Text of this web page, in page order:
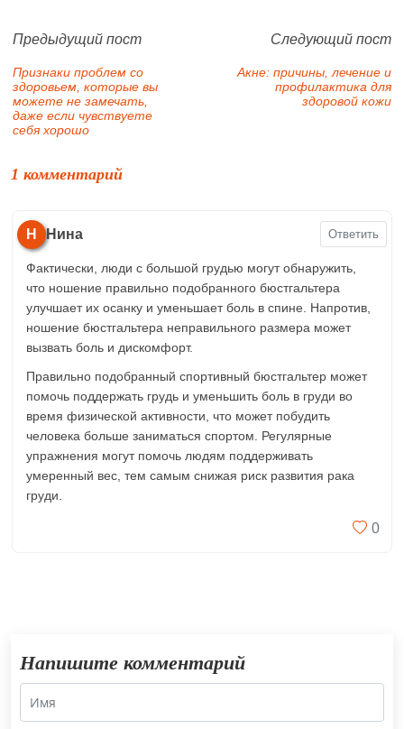
Предыдущий пост
Признаки проблем со
здоровьем, которые вы
можете не замечать,
даже если чувствуете
себя хорошо
Следующий пост
Акне: причины, лечение и
профилактика для
здоровой кожи
1 комментарий
Н Нина Ответить
Фактически, люди с большой грудью могут обнаружить,
что ношение правильно подобранного бюстгальтера
улучшает их осанку и уменьшает боль в спине. Напротив,
ношение бюстгальтера неправильного размера может
вызвать боль и дискомфорт.
Правильно подобранный спортивный бюстгальтер может
помочь поддержать грудь и уменьшить боль в груди во
время физической активности, что может побудить
человека больше заниматься спортом. Регулярные
упражнения могут помочь людям поддерживать
умеренный вес, тем самым снижая риск развития рака
груди.
0
Напишите комментарий